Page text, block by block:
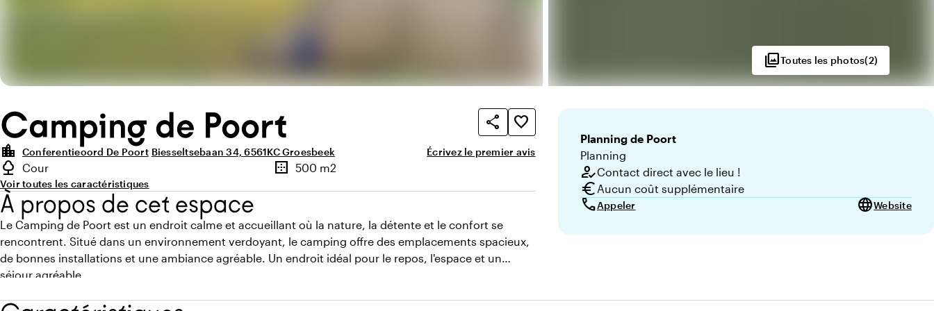
photo_libraryToutes les photos(2)
Camping de Poort share
favorite_border
location_city
Conferentieoord De Poort Biesseltsebaan 34, 6561KC Groesbeek Écrivez le premier avis
Points forts
nature
Type d'espace extérieur
Cour border_outer
Superficie
500 m2
Voir toutes les caractéristiques
À propos de cet espace
Le Camping de Poort est un endroit calme et accueillant où la nature, la détente et le confort se
rencontrent. Situé dans un environnement verdoyant, le camping offre des emplacements spacieux,
de bonnes installations et une ambiance agréable. Un endroit idéal pour le repos, l'espace et un
séjour agréable.
Planning de Poort
Planning
how_to_regContact direct avec le lieu !
euro Aucun coût supplémentaire
callAppeler languageWebsite